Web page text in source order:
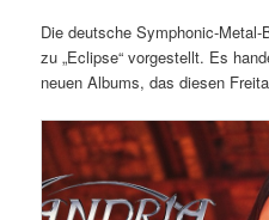
Die deutsche Symphonic-
zu „Eclipse“ vorgestellt. Es
neuen Albums, das diesen